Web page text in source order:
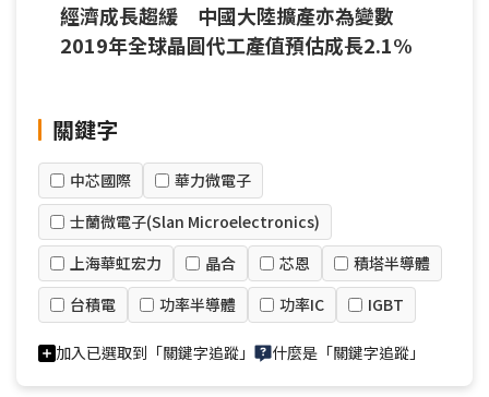
經濟成長趨緩 中國大陸擴產亦為變數
2019年全球晶圓代工產值預估成長2.1%
關鍵字
中芯國際
華力微電子
士蘭微電子(Slan Microelectronics)
上海華虹宏力
晶合 芯恩
積塔半導體
台積電
功率半導體 功率IC IGBT
加入已選取到「關鍵字追蹤」 什麼是「關鍵字追蹤」